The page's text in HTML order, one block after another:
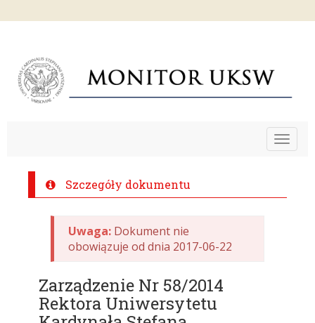
Toggle
Szczegóły dokumentu
Uwaga: Dokument nie
obowiązuje od dnia 2017-06-22
Zarządzenie Nr 58/2014
Rektora Uniwersytetu